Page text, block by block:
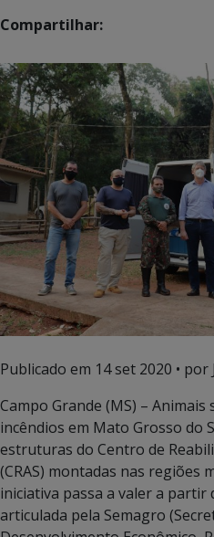
Compartilhar:
Publicado em 14 set 2020 • por
Campo Grande (MS) –
incêndios em Mato Grosso do
estruturas do Centro de
(CRAS) montadas nas regiões
iniciativa passa a valer a partir
articulada pela Semagro